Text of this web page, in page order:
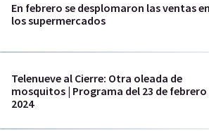
En febrero se desplomaron las ventas en
los supermercados
Telenueve al Cierre: Otra oleada de
mosquitos | Programa del 23 de febrero
2024